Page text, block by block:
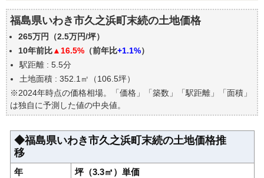
福島県いわき市久之浜町末続の土地の過去の売買事
例
公示地価はいくら
自分の年収でいくらの不動産が買える？
福島県いわき市久之浜町末続の土地価格
265万円（2.5万円/坪）
10年前比▲16.5% （前年比+1.1%）
駅距離 : 5.5分
土地面積 : 352.1㎡（106.5坪）
※2024年時点の価格相場。「価格」「築数」「駅距離」「面積」
は独自に予測した値の中央値。
◆福島県いわき市久之浜町末続の土地価格推
移
年
坪（3.3㎡）単価